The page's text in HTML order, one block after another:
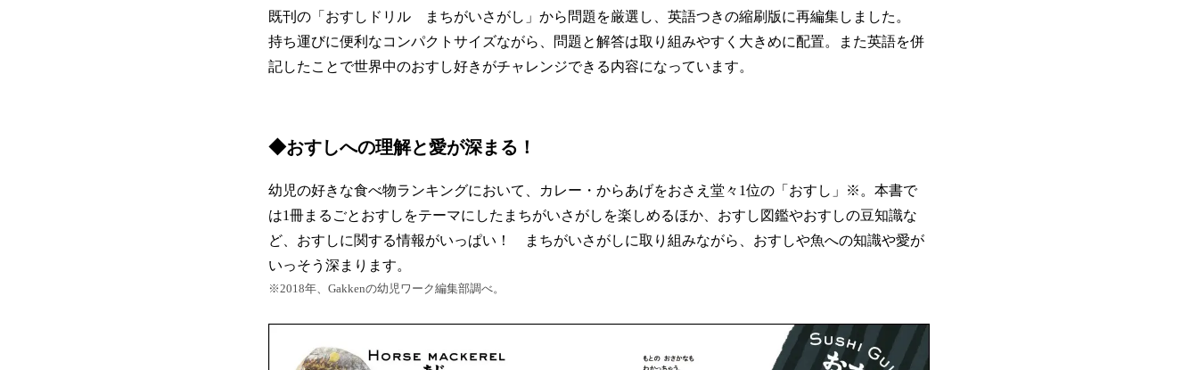
既刊の「おすしドリル まちがいさがし」から問題を厳選し、英語つきの縮刷版に再編集しました。
持ち運びに便利なコンパクトサイズながら、問題と解答は取り組みやすく大きめに配置。また英語を併
記したことで世界中のおすし好きがチャレンジできる内容になっています。
◆おすしへの理解と愛が深まる！
幼児の好きな食べ物ランキングにおいて、カレー・からあげをおさえ堂々1位の「おすし」※。本書で
は1冊まるごとおすしをテーマにしたまちがいさがしを楽しめるほか、おすし図鑑やおすしの豆知識な
ど、おすしに関する情報がいっぱい！ まちがいさがしに取り組みながら、おすしや魚への知識や愛が
いっそう深まります。
※2018年、Gakkenの幼児ワーク編集部調べ。